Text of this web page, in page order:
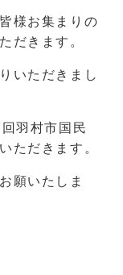
様お集まりの
だきます。
いただきまし
羽村市国民
ただきます。
願いたしま